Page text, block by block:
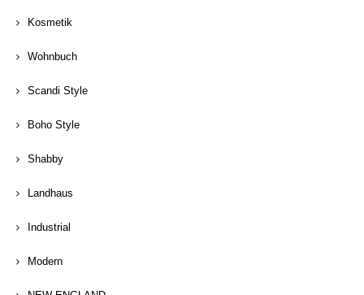
Kosmetik
Wohnbuch
Scandi Style
Boho Style
Shabby
Landhaus
Industrial
Modern